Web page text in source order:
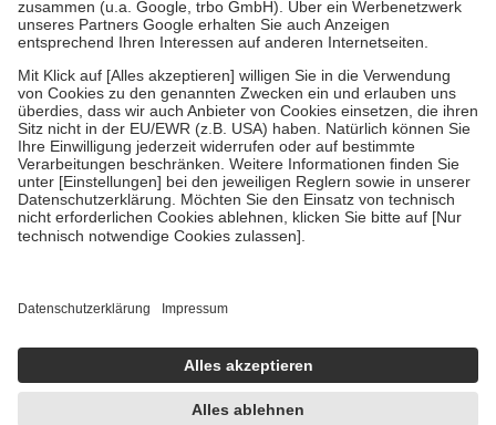
Verordnung.
Um das Engagement der Versicherten für ihre eigene Gesundheit zu
stärken und die besondere Stellung der Familie zu unterstützen,
fallenkeine Zuzahlungenan bei:
• Kindern und Jugendlichen bis zum vollendeten 18. Lebensjahr
mit Ausnahme der Fahrkosten
• Untersuchungen zur Vorsorge und Früherkennung, die von der
GKV getragen werden
• empfohlenen Schutzimpfungen
• Harn- und Blutteststreifen
getroffen, um sicherzustellen, dass es sich um echte Bewertungen
https://help.etrusted.com/hc/de/articles/4419944605341
Einige Bilder und Inhalte wurden unter Zuhilfenahme künstlicher